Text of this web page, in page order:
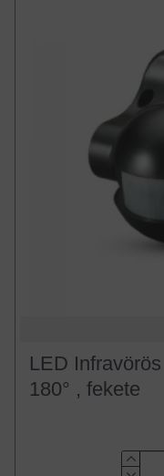
LED
180° , fekete